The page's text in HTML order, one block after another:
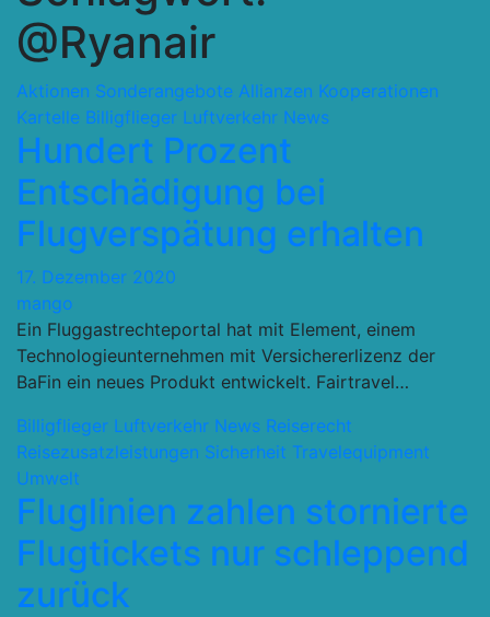
@Ryanair
Aktionen Sonderangebote Allianzen Kooperationen
Kartelle Billigflieger Luftverkehr News
Hundert Prozent
Entschädigung bei
Flugverspätung erhalten
17. Dezember 2020
mango
Ein Fluggastrechteportal hat mit Element, einem
Technologieunternehmen mit Versichererlizenz der
BaFin ein neues Produkt entwickelt. Fairtravel…
Billigflieger Luftverkehr News Reiserecht
Reisezusatzleistungen Sicherheit Travelequipment
Umwelt
Fluglinien zahlen stornierte
Flugtickets nur schleppend
zurück